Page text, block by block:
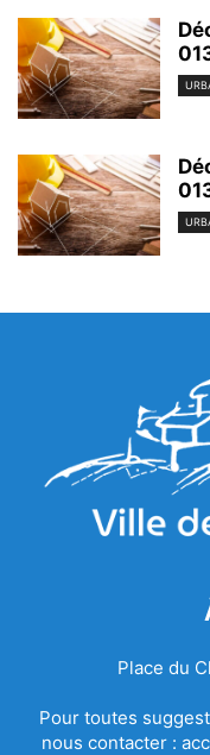
Place du
Pour toutes
nous contacter :